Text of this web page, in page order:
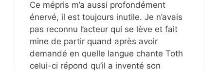
Ce mépris m’a aussi profondément
énervé, il est toujours inutile. Je n’avais
pas reconnu l’acteur qui se lève et fait
mine de partir quand après avoir
demandé en quelle langue chante Toth
celui-ci répond qu’il a inventé son